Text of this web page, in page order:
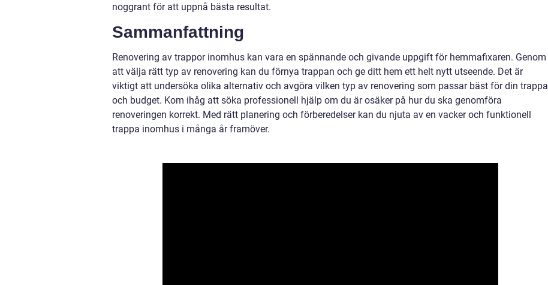
noggrant för att uppnå bästa resultat.
Sammanfattning
Renovering av trappor inomhus kan vara en spännande och givande uppgift för hemmafixaren. Genom
att välja rätt typ av renovering kan du förnya trappan och ge ditt hem ett helt nytt utseende. Det är
viktigt att undersöka olika alternativ och avgöra vilken typ av renovering som passar bäst för din trappa
och budget. Kom ihåg att söka professionell hjälp om du är osäker på hur du ska genomföra
renoveringen korrekt. Med rätt planering och förberedelser kan du njuta av en vacker och funktionell
trappa inomhus i många år framöver.